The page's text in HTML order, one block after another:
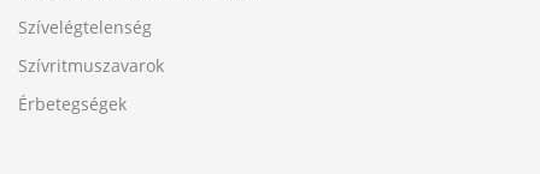
Szívelégtelenség
Szívritmuszavarok
Érbetegségek